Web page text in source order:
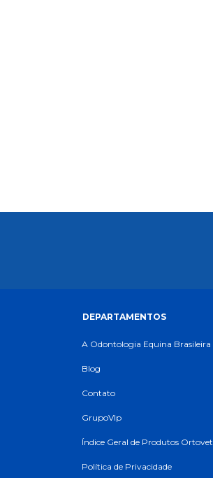
DEPARTAMENTOS
A Odontologia Equina Brasileira
Blog
Contato
GrupoVIp
Índice Geral de Produtos Ortovet
Política de Privacidade